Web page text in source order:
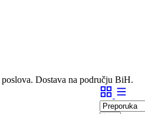
Dostava na području BiH.